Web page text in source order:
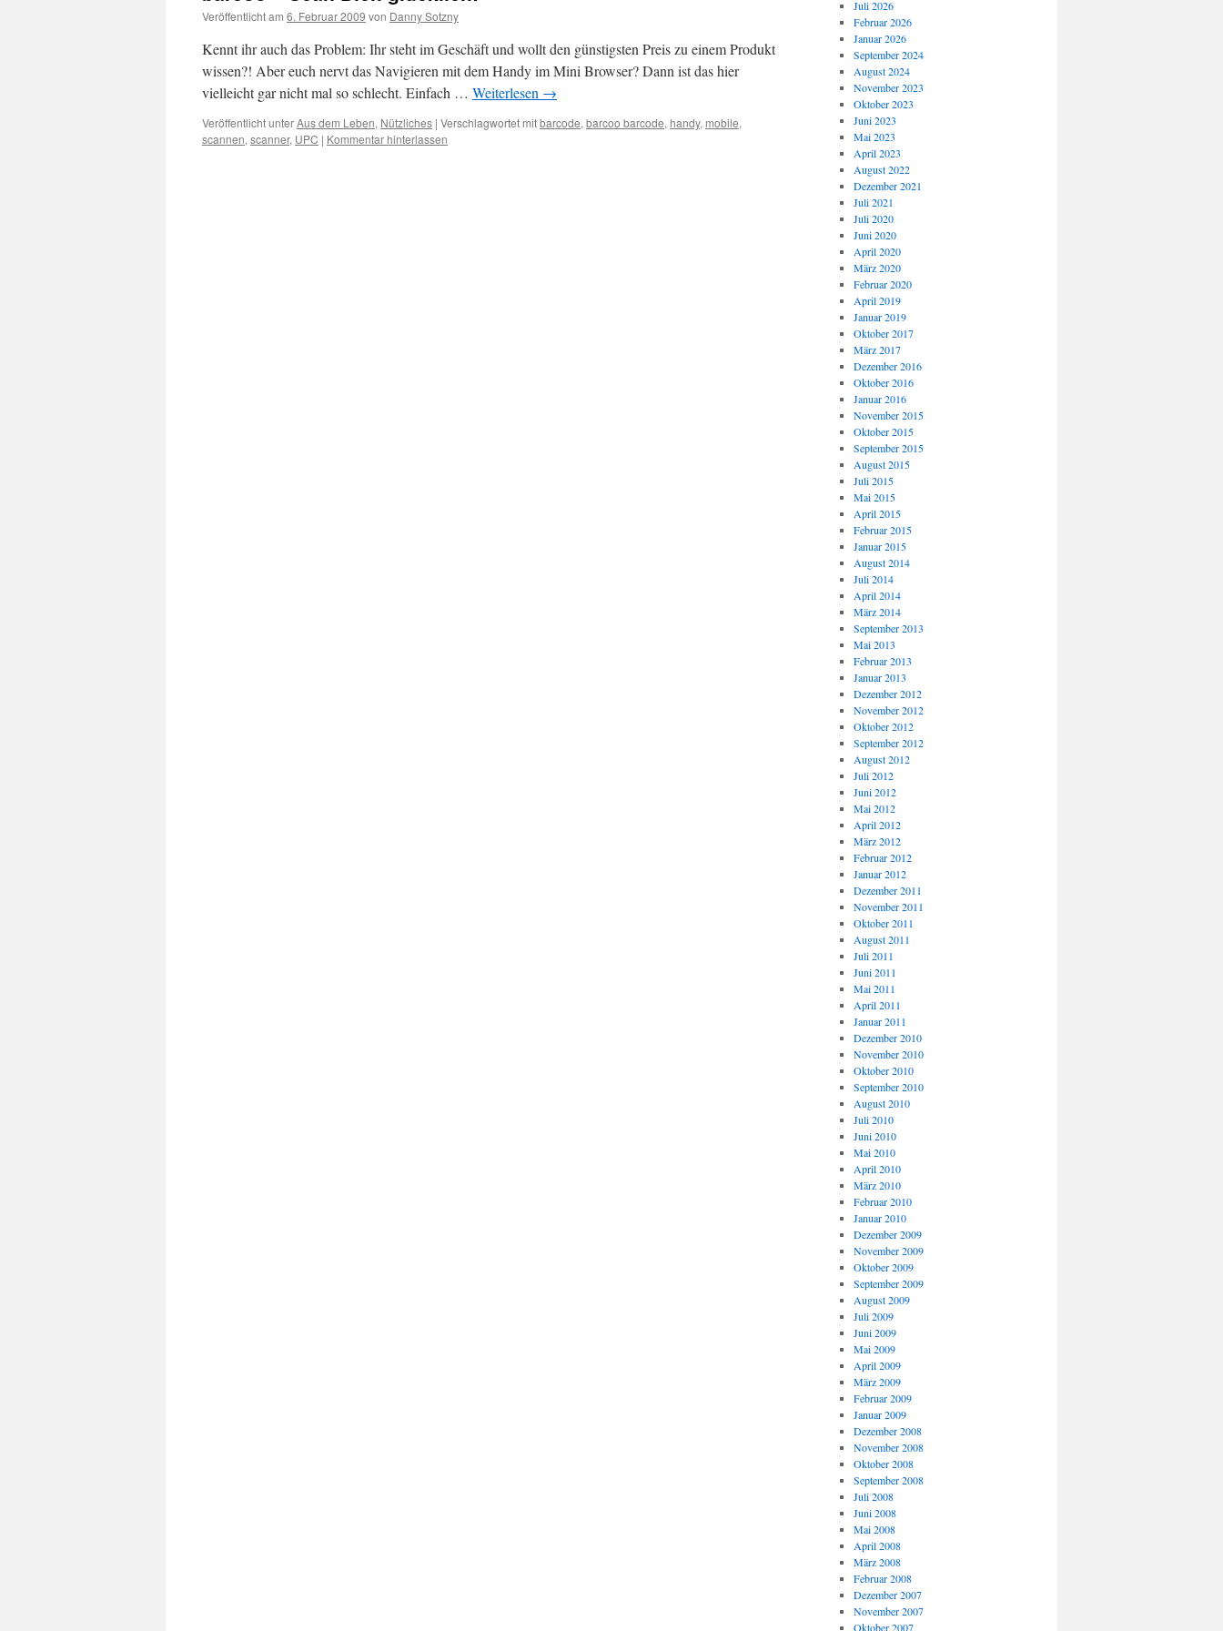
Veröffentlicht am 6. Februar 2009 von Danny Sotzny
Kennt ihr auch das Problem: Ihr steht im Geschäft und wollt den günstigsten Preis zu einem Produkt
wissen?! Aber euch nervt das Navigieren mit dem Handy im Mini Browser? Dann ist das hier
vielleicht gar nicht mal so schlecht. Einfach … Weiterlesen →
Veröffentlicht unterAus dem Leben, Nützliches | Verschlagwortet mitbarcode, barcoo barcode, handy, mobile,
scannen, scanner, UPC | Kommentar hinterlassen
Juli 2026
Februar 2026
Januar 2026
September 2024
August 2024
November 2023
Oktober 2023
Juni 2023
Mai 2023
April 2023
August 2022
Dezember 2021
Juli 2021
Juli 2020
Juni 2020
April 2020
März 2020
Februar 2020
April 2019
Januar 2019
Oktober 2017
März 2017
Dezember 2016
Oktober 2016
Januar 2016
November 2015
Oktober 2015
September 2015
August 2015
Juli 2015
Mai 2015
April 2015
Februar 2015
Januar 2015
August 2014
Juli 2014
April 2014
März 2014
September 2013
Mai 2013
Februar 2013
Januar 2013
Dezember 2012
November 2012
Oktober 2012
September 2012
August 2012
Juli 2012
Juni 2012
Mai 2012
April 2012
März 2012
Februar 2012
Januar 2012
Dezember 2011
November 2011
Oktober 2011
August 2011
Juli 2011
Juni 2011
Mai 2011
April 2011
Januar 2011
Dezember 2010
November 2010
Oktober 2010
September 2010
August 2010
Juli 2010
Juni 2010
Mai 2010
April 2010
März 2010
Februar 2010
Januar 2010
Dezember 2009
November 2009
Oktober 2009
September 2009
August 2009
Juli 2009
Juni 2009
Mai 2009
April 2009
März 2009
Februar 2009
Januar 2009
Dezember 2008
November 2008
Oktober 2008
September 2008
Juli 2008
Juni 2008
Mai 2008
April 2008
März 2008
Februar 2008
Dezember 2007
November 2007
Oktober 2007